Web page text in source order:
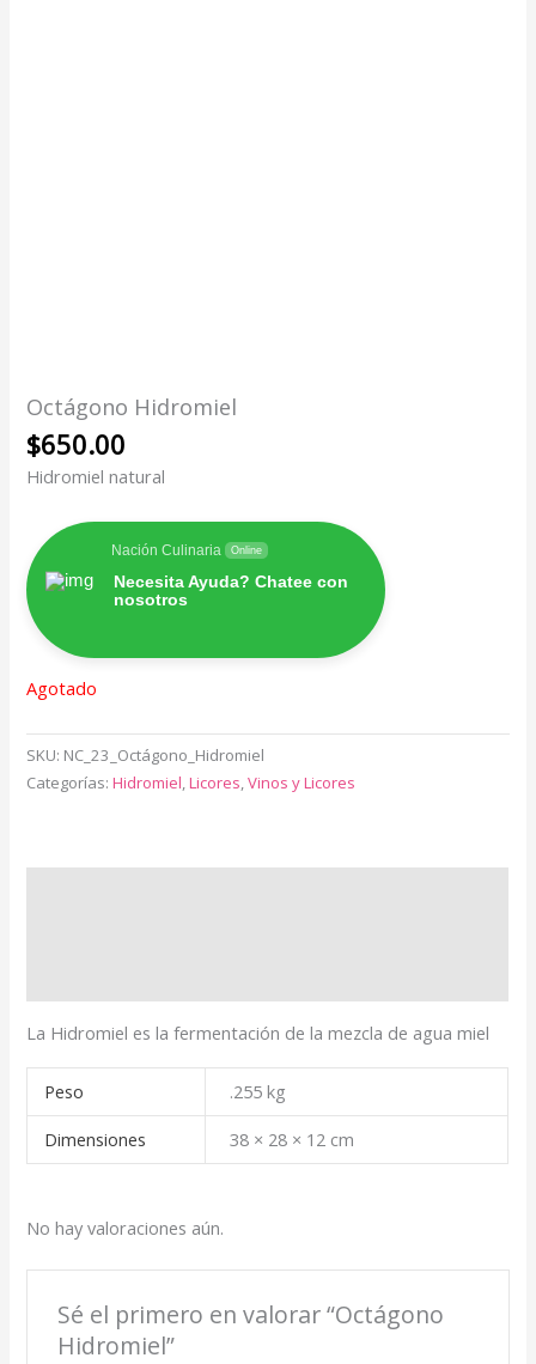
Octágono Hidromiel
$650.00
Hidromiel natural
Nación Culinaria Online
Necesita Ayuda? Chatee con
nosotros
Agotado
SKU: NC_23_Octágono_Hidromiel
Categorías:Hidromiel,Licores,Vinos y Licores
La Hidromiel es la fermentación de la mezcla de agua miel
Peso
.255 kg
Dimensiones
38 × 28 × 12 cm
No hay valoraciones aún.
Sé el primero en valorar “Octágono
Hidromiel”